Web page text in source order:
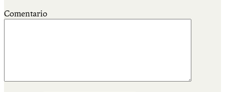
Comentario